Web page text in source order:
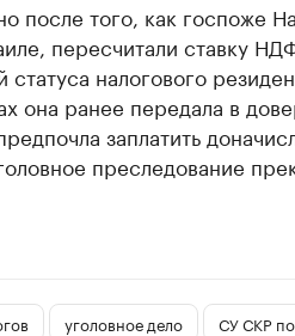
после того, как госпоже
пересчитали ставку
статуса налогового
она ранее передала в
заплатить
преследование
уголовное дело
СУ СКР